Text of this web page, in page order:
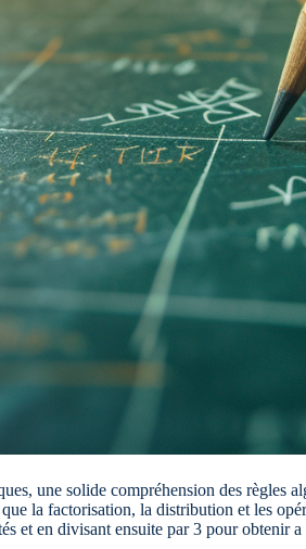
une solide compréhension des règles
la factorisation, la distribution et les
et en divisant ensuite par 3 pour obtenir